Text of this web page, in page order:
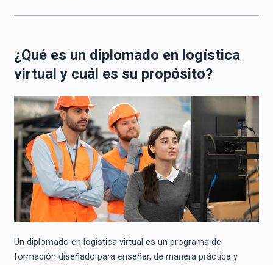
¿Qué es un diplomado en logística
virtual y cuál es su propósito?
Un diplomado en logística virtual es un programa de
formación diseñado para enseñar, de manera práctica y